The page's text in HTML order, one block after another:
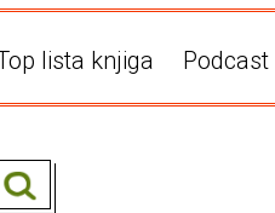
lista knjiga Podcast